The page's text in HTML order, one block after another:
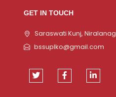
GET IN TOUCH
Saraswati Kunj,
bssuplko@gmail.com